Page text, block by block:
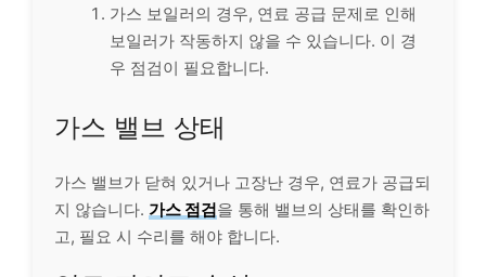
가스 보일러의 경우, 연료 공급 문제로 인해
보일러가 작동하지 않을 수 있습니다. 이 경
우 점검이 필요합니다.
가스 밸브 상태
가스 밸브가 닫혀 있거나 고장난 경우, 연료가 공급되
지 않습니다. 가스 점검을 통해 밸브의 상태를 확인하
고, 필요 시 수리를 해야 합니다.